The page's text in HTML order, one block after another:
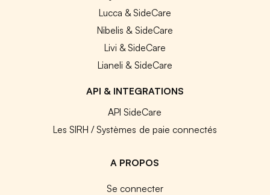
Lucca & SideCare
Nibelis & SideCare
Livi & SideCare
Lianeli & SideCare
API & INTEGRATIONS
API SideCare
Les SIRH / Systèmes de paie connectés
A PROPOS
Se connecter